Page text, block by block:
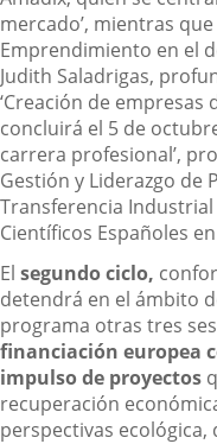
mercado’, mientras
Emprendimiento en el
Judith Saladrigas,
‘Creación de empresas
concluirá el 5 de
carrera profesional’,
Gestión y Liderazgo de
Transferencia
Científicos Españoles
El segundo ciclo,
detendrá en el ámbito
programa otras tres
financiación europea
impulso de proyectos
recuperación
perspectivas ecológica,